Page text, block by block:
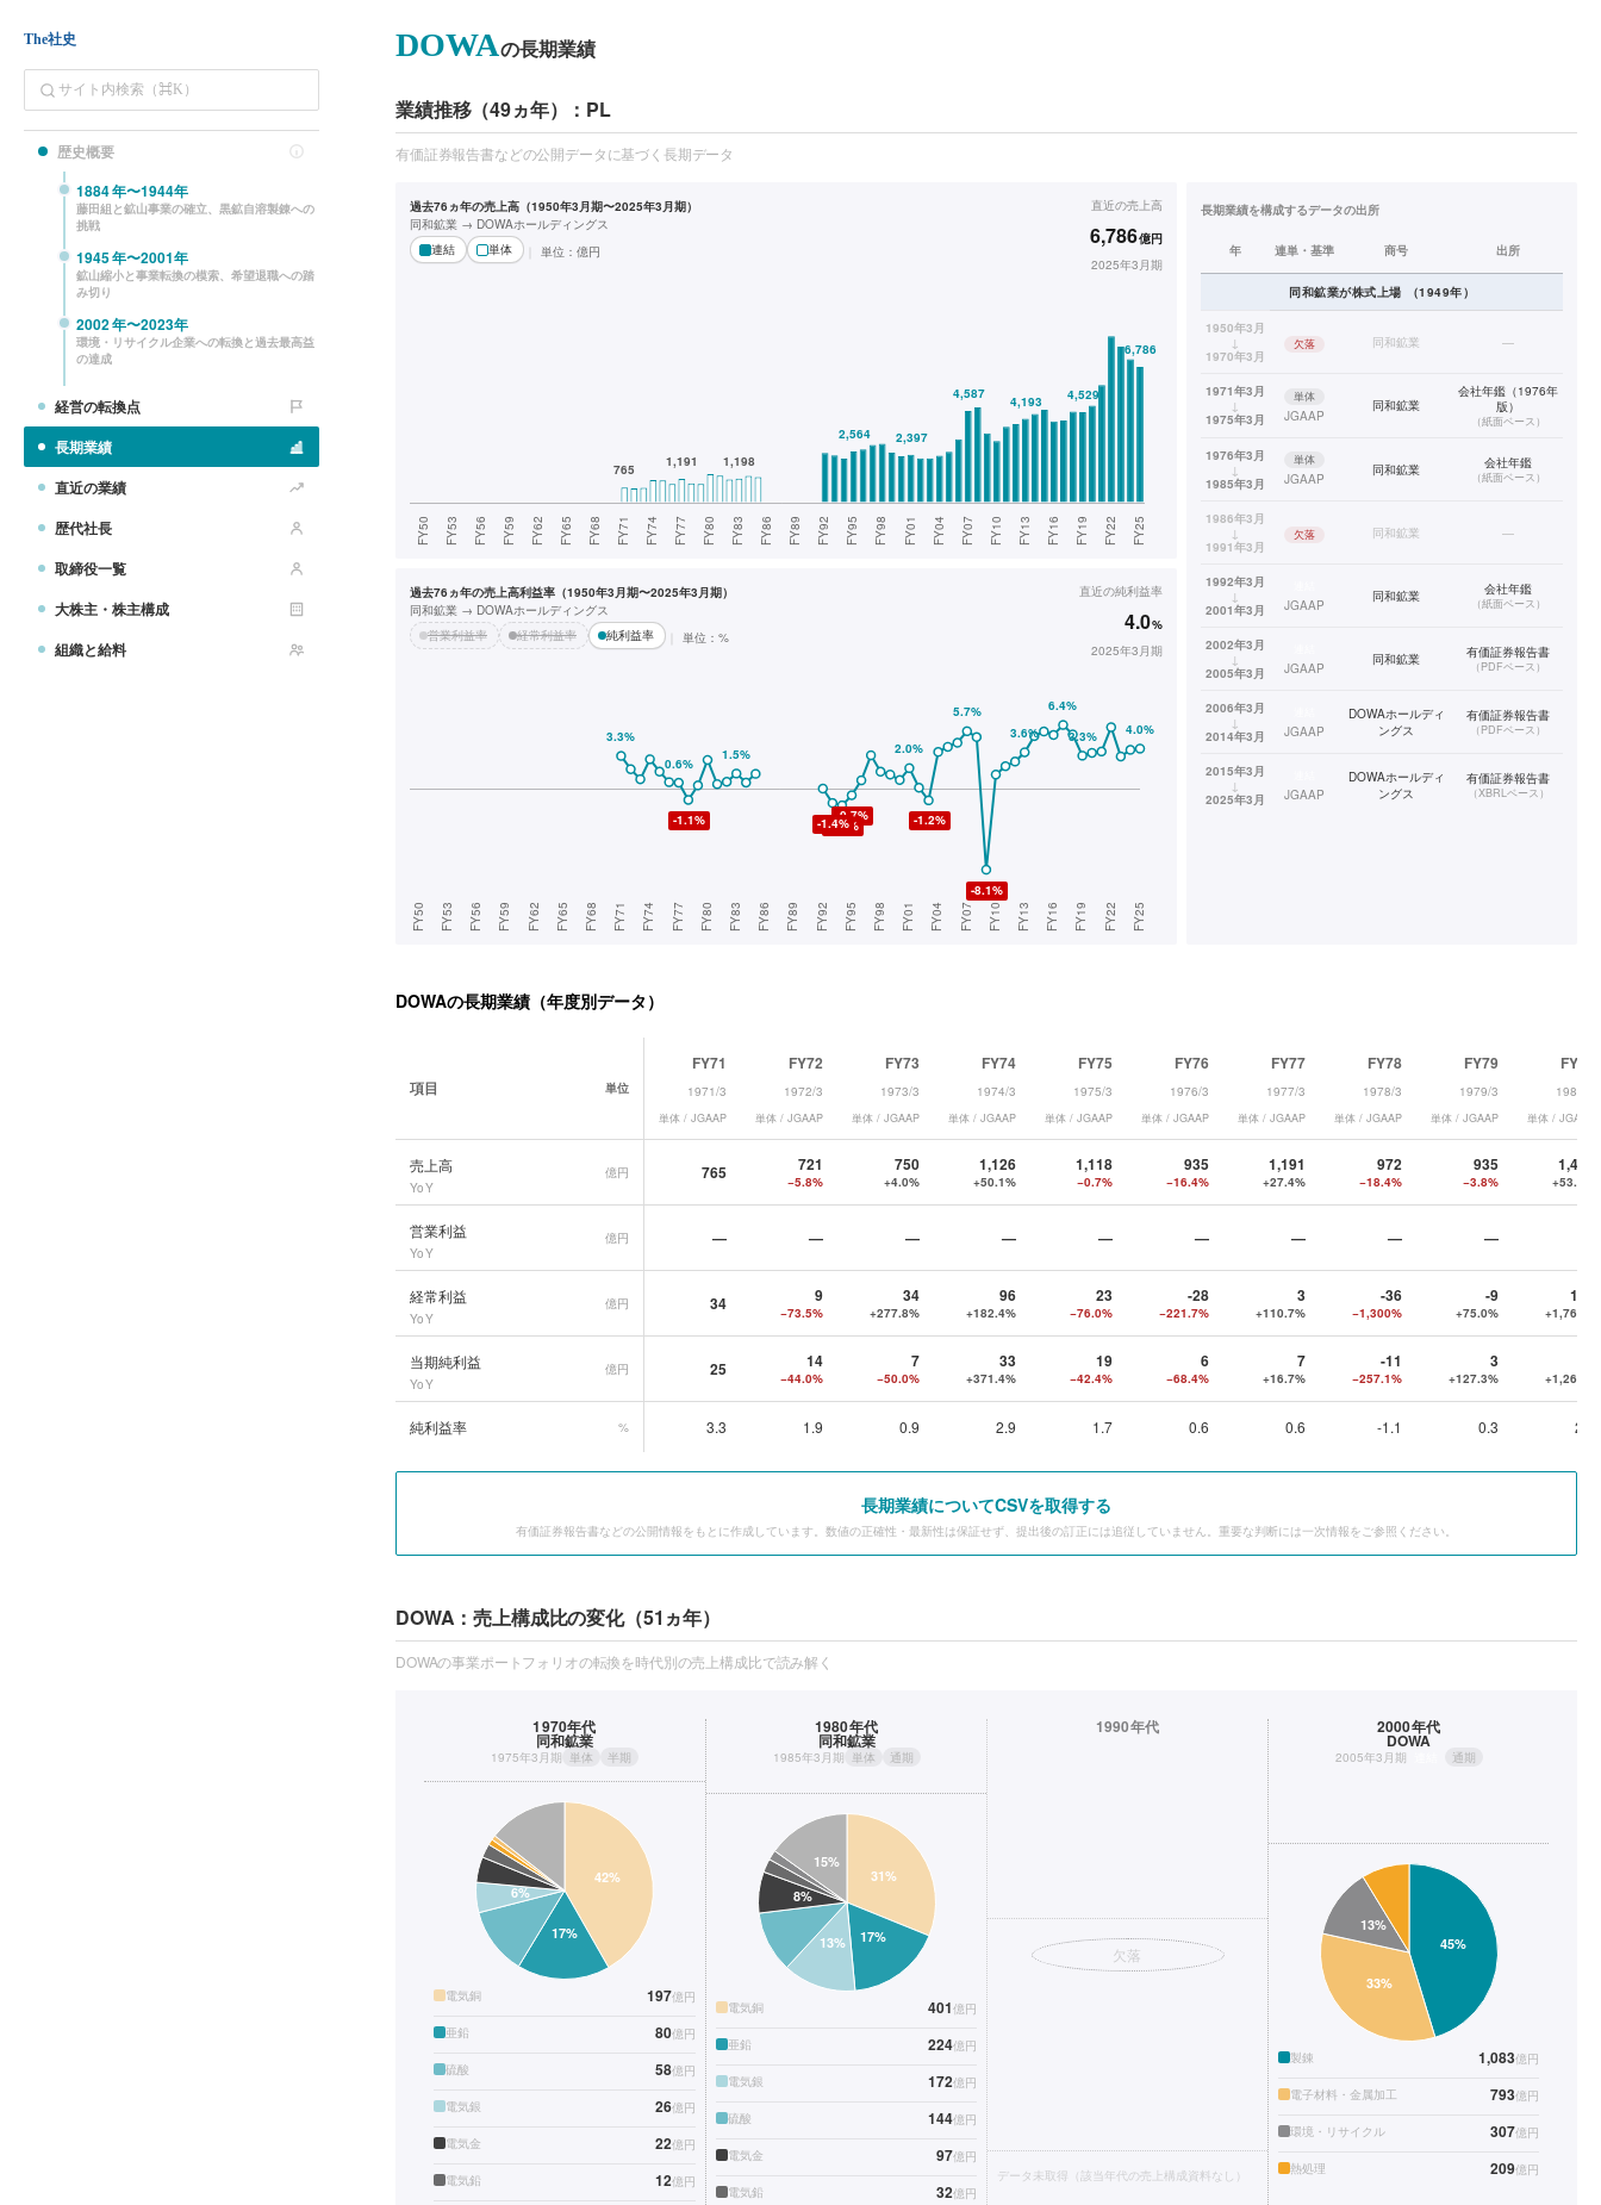
The社史
歴史概要
1884年〜1944年
藤田組と鉱山事業の確立、黒鉱自溶製錬への
挑戦
1945年〜2001年
鉱山縮小と事業転換の模索、希望退職への踏
み切り
2002年〜2023年
環境・リサイクル企業への転換と過去最高益
の達成
経営の転換点
長期業績
直近の業績
歴代社長
取締役一覧
大株主・株主構成
組織と給料
DOWAの長期業績
業績推移（49ヵ年）：PL
有価証券報告書などの公開データに基づく長期データ
過去76ヵ年の売上高（1950年3月期〜2025年3月期）
同和鉱業 → DOWAホールディングス
連結
単体 単位： 億円
直近の売上高
6,786億円
2025年3月期
過去76ヵ年の売上高利益率（1950年3月期〜2025年3月期）
同和鉱業 → DOWAホールディングス
営業利益率
経常利益率 純利益率 単位：%
直近の純利益率
4.0%
2025年3月期
長期業績を構成するデータの出所
年 連単・基準 商号 出所
同和鉱業が株式上場 （1949年）
1950年3月
↓
1970年3月
欠落 同和鉱業 —
1971年3月
↓
1975年3月
単体
JGAAP
同和鉱業
会社年鑑（1976年
版）
（紙面ベース）
1976年3月
↓
1985年3月
単体
JGAAP
同和鉱業 会社年鑑
（紙面ベース）
1986年3月
↓
1991年3月
欠落 同和鉱業 —
1992年3月
↓
2001年3月
JGAAP
同和鉱業 会社年鑑
（紙面ベース）
2002年3月
↓
2005年3月
JGAAP
同和鉱業 有価証券報告書
（PDFベース）
2006年3月
↓
2014年3月
JGAAP
DOWAホールディ
ングス
有価証券報告書
（PDFベース）
2015年3月
↓
2025年3月
JGAAP
DOWAホールディ
ングス
有価証券報告書
（XBRLベース）
DOWAの長期業績（年度別データ）
項目 単位
FY71
1971/3
単体 / JGAAP
FY72
1972/3
単体 / JGAAP
FY73
1973/3
単体 / JGAAP
FY74
1974/3
単体 / JGAAP
FY75
1975/3
単体 / JGAAP
FY76
1976/3
単体 / JGAAP
FY77
1977/3
単体 / JGAAP
FY78
1978/3
単体 / JGAAP
FY79
1979/3
単体 / JGAAP
FY80
1980/3
単体 / JGAAP
売上高
YoY
億円 765 721
−5.8%
750
+4.0%
1,126
+50.1%
1,118
−0.7%
935
−16.4%
1,191
+27.4%
972
−18.4%
935
−3.8%
1,434
+53.4%
営業利益
YoY
億円 — — — — — — — — —
経常利益
YoY
億円 34 9
−73.5%
34
+277.8%
96
+182.4%
23
−76.0%
-28
−221.7%
3
+110.7%
-36
−1,300%
-9
+75.0%
150
+1,767%
当期純利益
YoY
億円 25 14
−44.0%
7
−50.0%
33
+371.4%
19
−42.4%
6
−68.4%
7
+16.7%
-11
−257.1%
3
+127.3% +1,267%
純利益率 % 3.3 1.9 0.9 2.9 1.7 0.6 0.6 -1.1 0.3 2.9
長期業績についてCSVを取得する
有価証券報告書などの公開情報をもとに作成しています。数値の正確性・最新性は保証せず、提出後の訂正には追従していません。重要な判断には一次情報をご参照ください。
DOWA：売上構成比の変化（51ヵ年）
DOWAの事業ポートフォリオの転換を時代別の売上構成比で読み解く
1970年代
同和鉱業
1975年3月期 単体 半期
電気銅 197億円
亜鉛 80億円
硫酸 58億円
電気銀 26億円
電気金 22億円
電気鉛 12億円
1980年代
同和鉱業
1985年3月期 単体 通期
電気銅 401億円
亜鉛 224億円
電気銀 172億円
硫酸 144億円
電気金 97億円
電気鉛 32億円
1990年代
欠落
データ未取得（該当年代の売上構成資料なし）
2000年代
DOWA
2005年3月期 通期
製錬 1,083億円
電子材料・金属加工 793億円
環境・リサイクル 307億円
熱処理 209億円